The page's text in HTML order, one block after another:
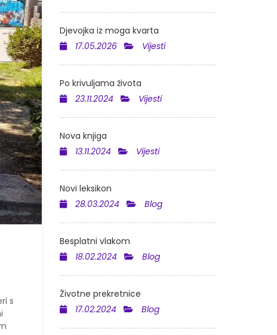
s
Djevojka iz moga kvarta
17.05.2026
Vijesti
Po krivuljama života
23.11.2024
Vijesti
Nova knjiga
13.11.2024
Vijesti
Novi leksikon
28.03.2024
Blog
Besplatni vlakom
18.02.2024
Blog
Životne prekretnice
17.02.2024
Blog